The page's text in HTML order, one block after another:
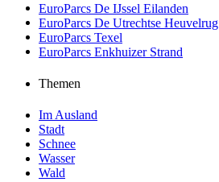
EuroParcs De IJssel Eilanden
EuroParcs De Utrechtse Heuvelrug
EuroParcs Texel
EuroParcs Enkhuizer Strand
Themen
Im Ausland
Stadt
Schnee
Wasser
Wald